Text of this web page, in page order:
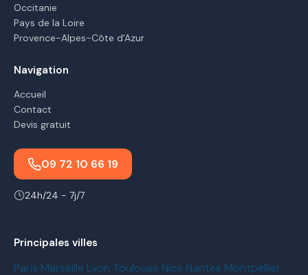
Occitanie
Pays de la Loire
Provence-Alpes-Côte d'Azur
Navigation
Accueil
Contact
Devis gratuit
09 72 10 66 19
24h/24 - 7j/7
Principales villes
Paris Marseille Lyon Toulouse Nice Nantes Montpellier